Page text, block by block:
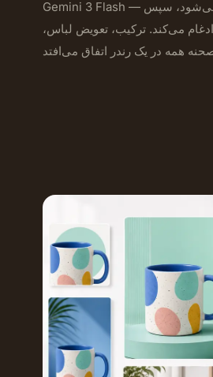
Gemini 3 Flash — نقش هر کدام را به تنهایی متوجه می‌شود، سپس
می‌کند. ترکیب، تعویض لباس،